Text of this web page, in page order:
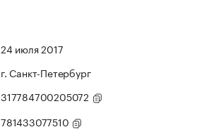
24 июля 2017
г. Санкт-Петербург
317784700205072
781433077510